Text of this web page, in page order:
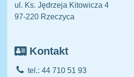
ul. Ks. Jędrzeja Kitowicza 4
97-220 Rzeczyca
Kontakt
tel.: 44 710 51 93